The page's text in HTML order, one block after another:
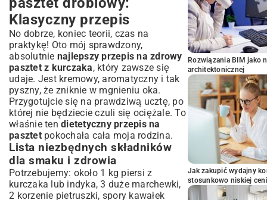
Klasyczny przepis
No dobrze, koniec teorii, czas na
praktykę! Oto mój sprawdzony,
absolutnie najlepszy przepis na zdrowy
pasztet z kurczaka, który zawsze się
udaje. Jest kremowy, aromatyczny i tak
pyszny, że zniknie w mgnieniu oka.
Przygotujcie się na prawdziwą ucztę, po
której nie będziecie czuli się ociężale. To
właśnie ten dietetyczny przepis na
pasztetpokochała cała moja rodzina.
Lista niezbędnych składników
dla smaku i zdrowia
Potrzebujemy: około 1 kg piersi z
kurczaka lub indyka, 3 duże marchewki,
2 korzenie pietruszki, spory kawałek
Rozwiązania BIM jako
architektonicznej
Jak zakupić wydajny
stosunkowo niskiej